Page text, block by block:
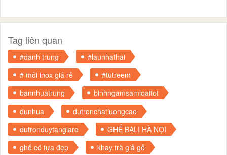
Tag liên quan
#danh trung
#launhathai
# môi inox giá rẻ
#tutreem
bannhuatrung
binhngamsamloaitot
dunhua
dutronchatluongcao
dutronduytangiare
GHẾ BALI HÀ NỘI
ghế có tựa đẹp
khay trà giả gỗ